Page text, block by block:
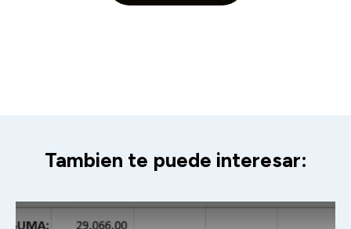
Tambien te puede interesar: